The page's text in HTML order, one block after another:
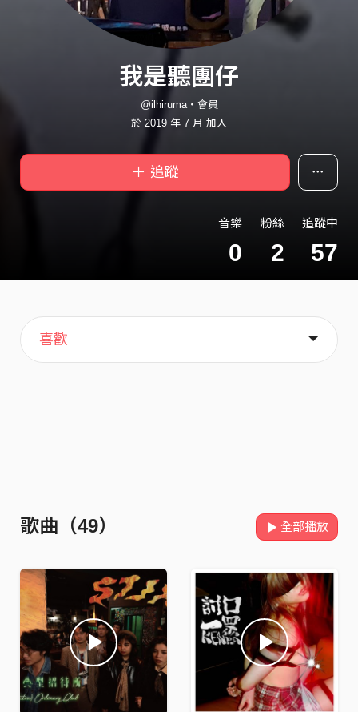
我是聽團仔
@ilhiruma・會員
於 2019 年 7 月 加入
＋ 追蹤
音樂
0
粉絲
2
追蹤中
57
主頁
歌單
喜歡
關於
歌曲（49） 全部播放